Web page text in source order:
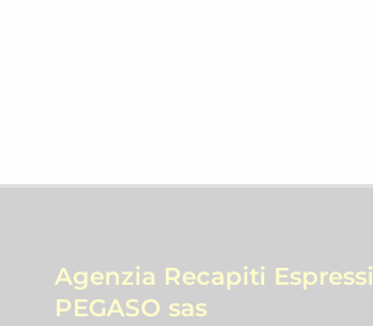
Agenzia Recapiti Espressi
PEGASO sas